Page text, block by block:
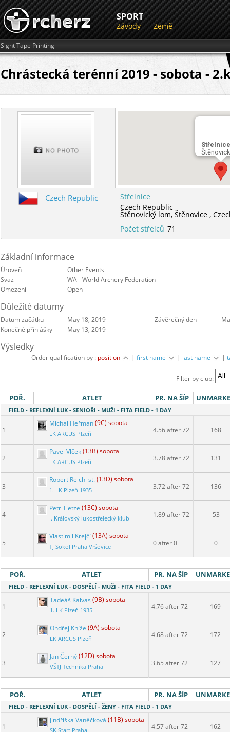
SPORT
Závody Země
Sight Tape Printing
Chrástecká terénní 2019 - sobota -
Czech Republic
Střelnice
Czech Republic
Štěnovický lom,Štěnovice ,
Počet střelců 71
Základní informace
Úroveň
Other Events
Svaz
WA - World Archery Federation
Omezení
Open
Důležíté datumy
Datum začátku May 18, 2019 Závěrečný den
Konečné přihlášky
May 13, 2019
Výsledky
Order qualification by : position |first name | last name |
Filter by club:
POŘ. ATLET PR. NA ŠÍP
FIELD - REFLEXNÍ LUK - SENIOŘI - MUŽI - FITA FIELD - 1 DAY
1
Michal Heřman(9C) sobota
LK ARCUS Plzeň 4.56 after 72 168
2
Pavel Vlček(13B) sobota
LK ARCUS Plzeň 3.78 after 72 131
3
Robert Reichl st.(13D) sobota
1. LK Plzeň 1935 3.72 after 72 136
4
Petr Tietze (13C) sobota
I. Královský lukostřelecký klub 1.89 after 72 53
5
Vlastimil Krejčí(13A) sobota
TJ Sokol Praha Vršovice 0 after 0 0
POŘ. ATLET PR. NA ŠÍP
FIELD - REFLEXNÍ LUK - DOSPĚLÍ - MUŽI - FITA FIELD - 1 DAY
1
Tadeáš Kalvas (9B) sobota
1. LK Plzeň 1935 4.76 after 72 169
2
Ondřej Kníže (9A) sobota
LK ARCUS Plzeň 4.68 after 72 172
3
Jan Černý(12D) sobota
VŠTJ Technika Praha 3.65 after 72 127
POŘ. ATLET PR. NA ŠÍP
FIELD - REFLEXNÍ LUK - DOSPĚLÍ - ŽENY - FITA FIELD - 1 DAY
1
Jindřiška Vaněčková (11B) sobota
4.57 after 72 162